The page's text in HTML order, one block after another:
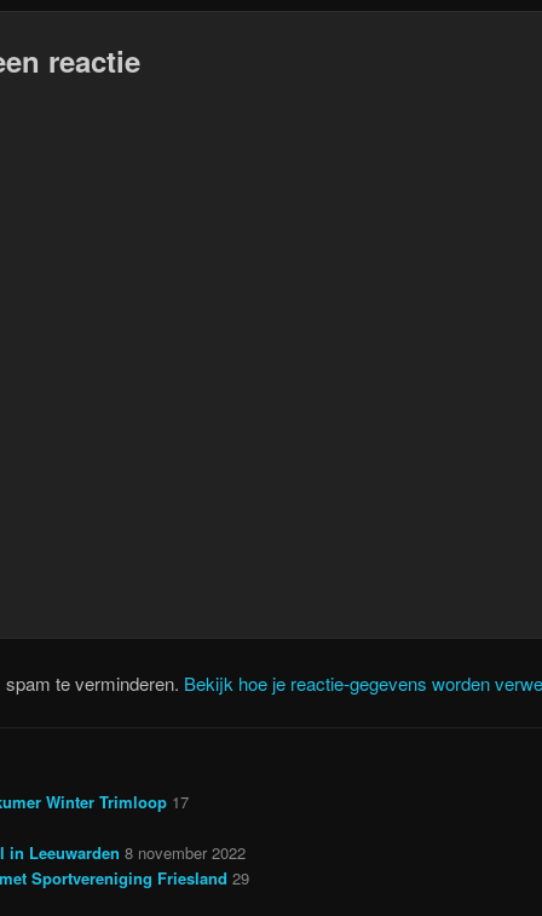
reactie
te verminderen. Bekijk hoe je reactie-gegevens worden
Winter Trimloop 17
in Leeuwarden 8 november 2022
Sportvereniging Friesland 29